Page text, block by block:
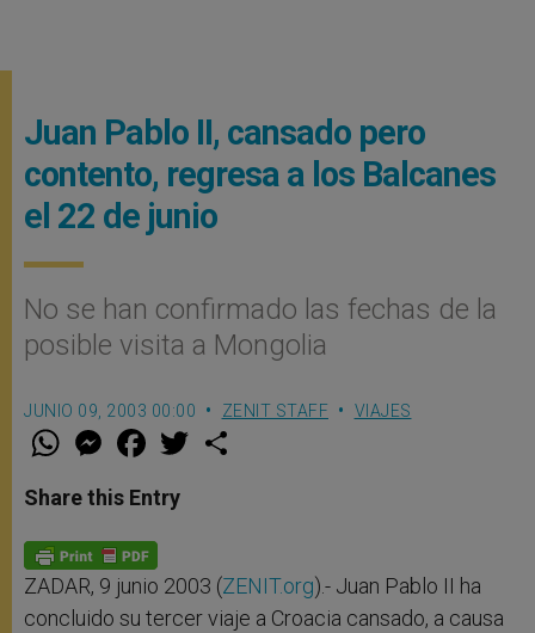
Juan Pablo II, cansado pero
contento, regresa a los Balcanes
el 22 de junio
No se han confirmado las fechas de la
posible visita a Mongolia
JUNIO 09, 2003 00:00 ZENIT STAFF VIAJES
W
t
s
p
p
M
e
s
e
g
e
r
F
a
e
b
o
k
w
Share this Entry
ZADAR, 9 junio 2003 (ZENIT.org).- Juan Pablo II ha
concluido su tercer viaje a Croacia cansado, a causa